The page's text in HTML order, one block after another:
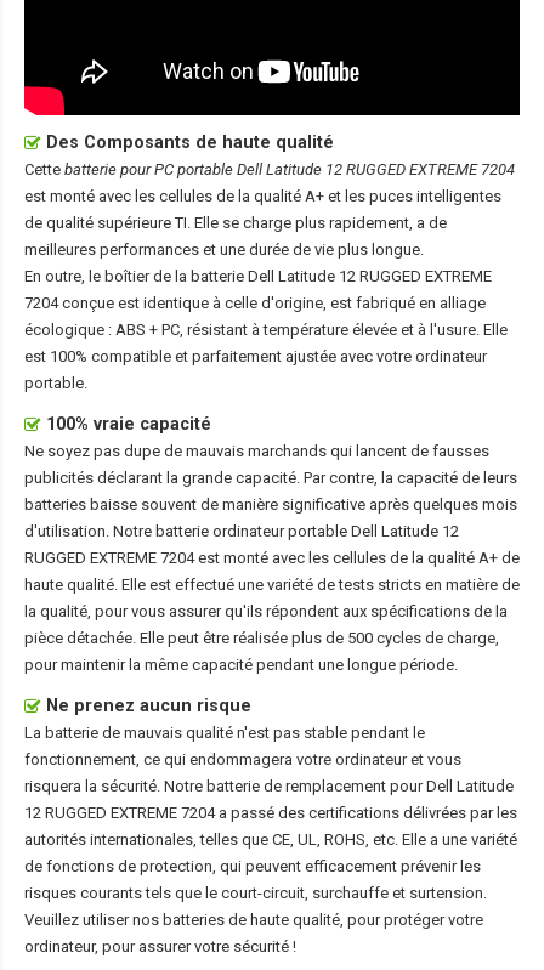
Des Composants de haute qualité
Cette batterie pour PC portable Dell Latitude 12 RUGGED EXTREME 7204
est monté avec les cellules de la qualité A+ et les puces intelligentes
de qualité supérieure TI. Elle se charge plus rapidement, a de
meilleures performances et une durée de vie plus longue.
En outre, le boîtier de la batterie Dell Latitude 12 RUGGED EXTREME
7204conçue est identique à celle d'origine, est fabriqué en alliage
écologique : ABS + PC, résistant à température élevée et à l'usure. Elle
est 100% compatible et parfaitement ajustée avec votre ordinateur
portable.
100% vraie capacité
Ne soyez pas dupe de mauvais marchands qui lancent de fausses
publicités déclarant la grande capacité. Par contre, la capacité de leurs
batteries baisse souvent de manière significative après quelques mois
d'utilisation. Notre batterie ordinateur portable Dell Latitude 12
RUGGED EXTREME 7204est monté avec les cellules de la qualité A+ de
haute qualité. Elle est effectué une variété de tests stricts en matière de
la qualité, pour vous assurer qu'ils répondent aux spécifications de la
pièce détachée. Elle peut être réalisée plus de 500 cycles de charge,
pour maintenir la même capacité pendant une longue période.
Ne prenez aucun risque
La batterie de mauvais qualité n'est pas stable pendant le
fonctionnement, ce qui endommagera votre ordinateur et vous
risquera la sécurité. Notre batterie de remplacement pour Dell Latitude
12 RUGGED EXTREME 7204 a passé des certifications délivrées par les
autorités internationales, telles que CE, UL, ROHS, etc. Elle a une variété
de fonctions de protection, qui peuvent efficacement prévenir les
risques courants tels que le court-circuit, surchauffe et surtension.
Veuillez utiliser nos batteries de haute qualité, pour protéger votre
ordinateur, pour assurer votre sécurité !